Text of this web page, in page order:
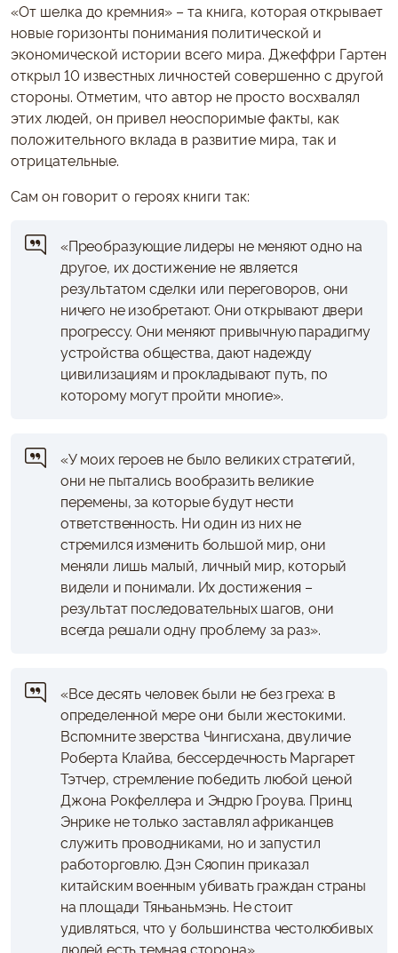
«От шелка до кремния» – та книга, которая открывает
новые горизонты понимания политической и
экономической истории всего мира. Джеффри Гартен
открыл 10 известных личностей совершенно с другой
стороны. Отметим, что автор не просто восхвалял
этих людей, он привел неоспоримые факты, как
положительного вклада в развитие мира, так и
отрицательные.
Сам он говорит о героях книги так:
«Преобразующие лидеры не меняют одно на
другое, их достижение не является
результатом сделки или переговоров, они
ничего не изобретают. Они открывают двери
прогрессу. Они меняют привычную парадигму
устройства общества, дают надежду
цивилизациям и прокладывают путь, по
которому могут пройти многие».
«У моих героев не было великих стратегий,
они не пытались вообразить великие
перемены, за которые будут нести
ответственность. Ни один из них не
стремился изменить большой мир, они
меняли лишь малый, личный мир, который
видели и понимали. Их достижения –
результат последовательных шагов, они
всегда решали одну проблему за раз».
«Все десять человек были не без греха: в
определенной мере они были жестокими.
Вспомните зверства Чингисхана, двуличие
Роберта Клайва, бессердечность Маргарет
Тэтчер, стремление победить любой ценой
Джона Рокфеллера и Эндрю Гроува. Принц
Энрике не только заставлял африканцев
служить проводниками, но и запустил
работорговлю. Дэн Сяопин приказал
китайским военным убивать граждан страны
на площади Тяньаньмэнь. Не стоит
удивляться, что у большинства честолюбивых
людей есть темная сторона».